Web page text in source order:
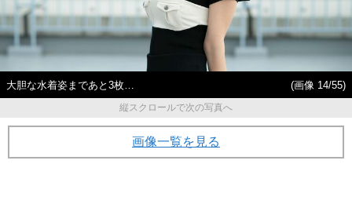
大胆な水着姿まであと3枚…
(画像 14/55)
縦スクロールで次の写真へ
画像一覧を見る